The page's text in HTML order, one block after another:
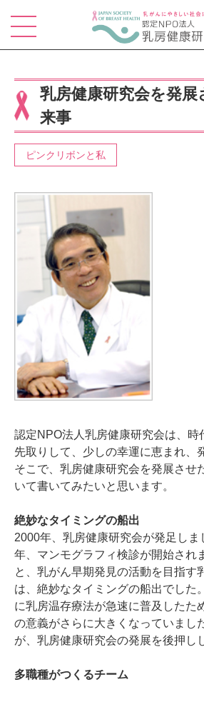
乳房健康研究会を発展
来事
ピンクリボンと私
認定NPO法人乳房健康研究会は、時
先取りして、少しの幸運に恵まれ、
そこで、乳房健康研究会を発展させ
いて書いてみたいと思います。
絶妙なタイミングの船出
2000年、乳房健康研究会が発足しま
年、マンモグラフィ検診が開始され
と、乳がん早期発見の活動を目指す
は、絶妙なタイミングの船出でした
に乳房温存療法が急速に普及したた
の意義がさらに大きくなっていまし
が、乳房健康研究会の発展を後押し
多職種がつくるチーム